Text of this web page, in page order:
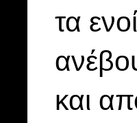
τα
και